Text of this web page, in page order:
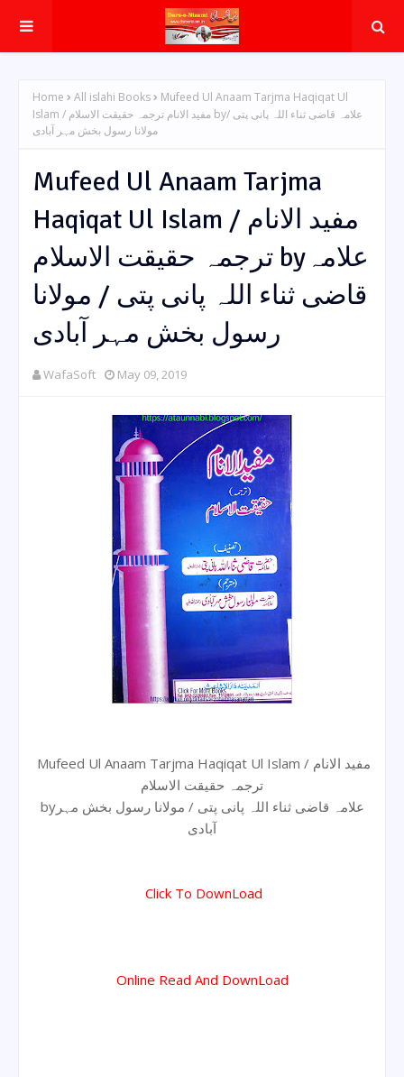
Home All islahi Books
Mufeed Ul Anaam Tarjma Haqiqat Ul
Islam / مفید الانام ترجمہ حقیقت الاسلام byعلامہ قاضی ثناء اللہ پانی پتی /
مولانا رسول بخش مہر آبادی
Mufeed Ul Anaam Tarjma
Haqiqat Ul Islam / مفید الانام
ترجمہ حقیقت الاسلام byعلامہ
قاضی ثناء اللہ پانی پتی / مولانا
رسول بخش مہر آبادی
WafaSoft May 09, 2019
Mufeed Ul Anaam Tarjma Haqiqat Ul Islam / مفید الانام
ترجمہ حقیقت الاسلام
byعلامہ قاضی ثناء اللہ پانی پتی / مولانا رسول بخش مہر
آبادی
Click To DownLoad
Online Read And DownLoad